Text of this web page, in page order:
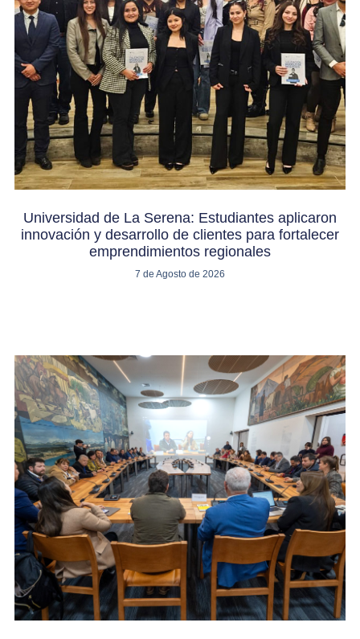
Universidad de La Serena: Estudiantes aplicaron
innovación y desarrollo de clientes para fortalecer
emprendimientos regionales
7 de Agosto de 2026